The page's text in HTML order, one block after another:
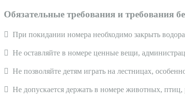
Обязательные требования и требования
 При покидании номера необходимо закрыть
 Не оставляйте в номере ценные вещи,
 Не позволяйте детям играть на лестницах,
 Не допускается держать в номере животных, птиц,